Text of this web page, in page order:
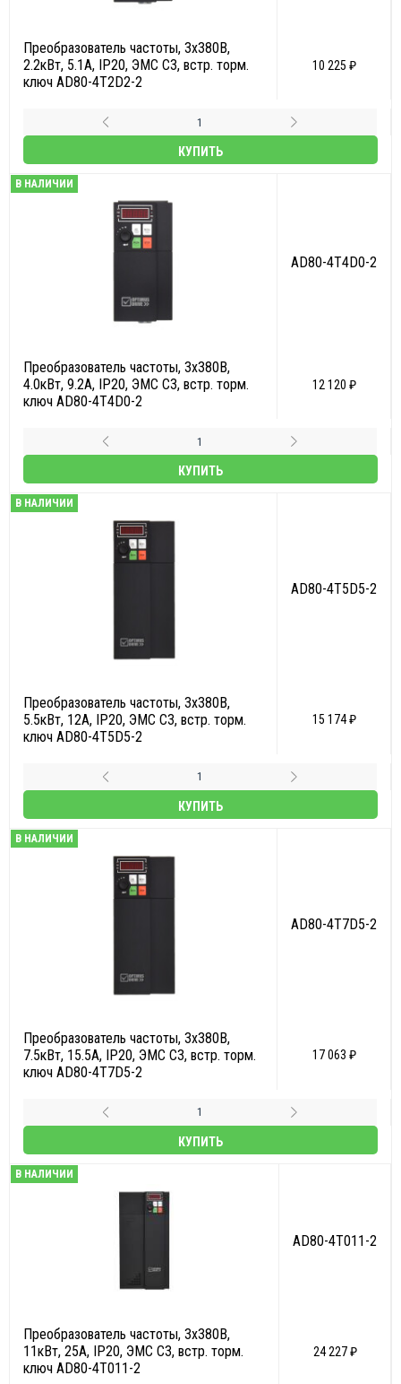
Преобразователь частоты, 3х380В,
2.2кВт, 5.1А, IP20, ЭМС С3, встр. торм.
ключ AD80-4T2D2-2
10 225 ₽
КУПИТЬ
В НАЛИЧИИ
AD80-4T4D0-2
Преобразователь частоты, 3х380В,
4.0кВт, 9.2А, IP20, ЭМС С3, встр. торм.
ключ AD80-4T4D0-2
12 120 ₽
КУПИТЬ
В НАЛИЧИИ
AD80-4T5D5-2
Преобразователь частоты, 3х380В,
5.5кВт, 12А, IP20, ЭМС С3, встр. торм.
ключ AD80-4T5D5-2
15 174 ₽
КУПИТЬ
В НАЛИЧИИ
AD80-4T7D5-2
Преобразователь частоты, 3х380В,
7.5кВт, 15.5А, IP20, ЭМС С3, встр. торм.
ключ AD80-4T7D5-2
17 063 ₽
КУПИТЬ
В НАЛИЧИИ
AD80-4T011-2
Преобразователь частоты, 3х380В,
11кВт, 25А, IP20, ЭМС С3, встр. торм.
ключ AD80-4T011-2
24 227 ₽